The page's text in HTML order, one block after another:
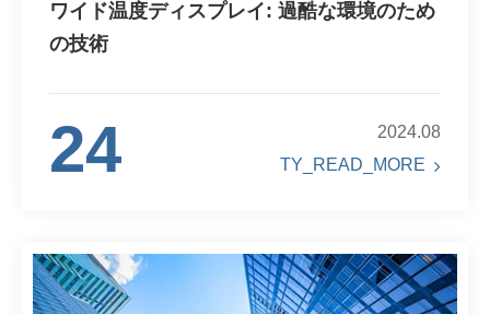
ワイド温度ディスプレイ: 過酷な環境のため
の技術
24
2024.08
TY_READ_MORE